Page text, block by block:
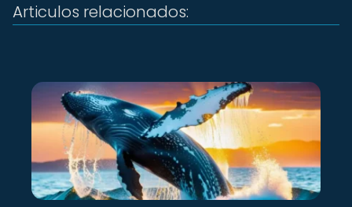
Articulos relacionados: